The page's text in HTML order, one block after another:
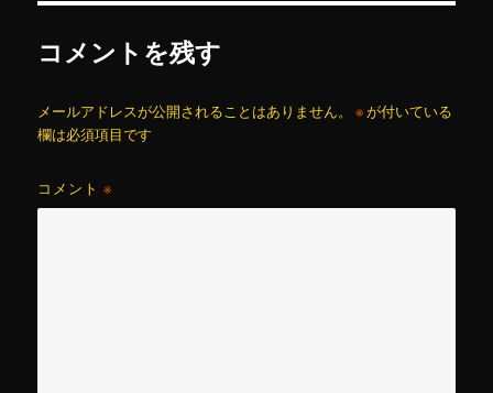
コメントを残す
メールアドレスが公開されることはありません。 ※が付いている
欄は必須項目です
コメント※